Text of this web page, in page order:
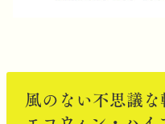
風のない不思議